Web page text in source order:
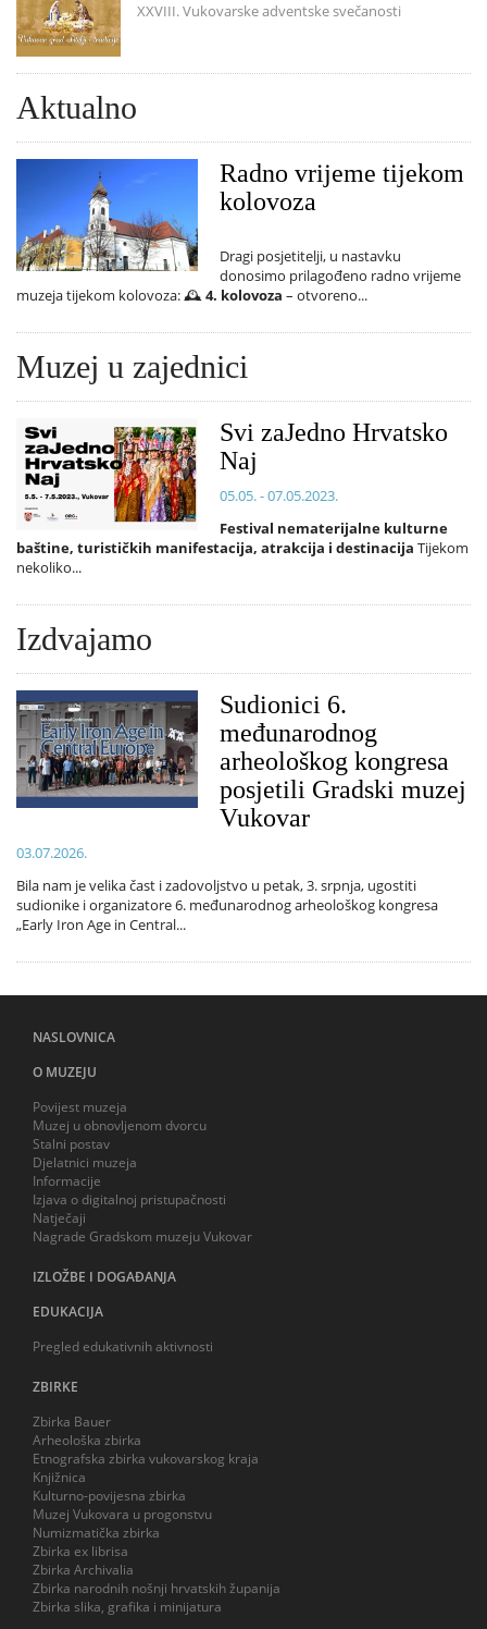
XXVIII. Vukovarske adventske svečanosti
Aktualno
Radno vrijeme tijekom
kolovoza
Dragi posjetitelji, u nastavku
donosimo prilagođeno radno vrijeme
muzeja tijekom kolovoza: 🕰️4. kolovoza – otvoreno...
Muzej u zajednici
Svi zaJedno Hrvatsko
Naj
05.05. - 07.05.2023.
Festival nematerijalne kulturne
baštine, turističkih manifestacija, atrakcija i destinacija Tijekom
nekoliko...
Izdvajamo
Sudionici 6.
međunarodnog
arheološkog kongresa
posjetili Gradski muzej
Vukovar
03.07.2026.
Bila nam je velika čast i zadovoljstvo u petak, 3. srpnja, ugostiti
sudionike i organizatore 6. međunarodnog arheološkog kongresa
„Early Iron Age in Central...
NASLOVNICA
O MUZEJU
Povijest muzeja
Muzej u obnovljenom dvorcu
Stalni postav
Djelatnici muzeja
Informacije
Izjava o digitalnoj pristupačnosti
Natječaji
Nagrade Gradskom muzeju Vukovar
IZLOŽBE I DOGAĐANJA
EDUKACIJA
Pregled edukativnih aktivnosti
ZBIRKE
Zbirka Bauer
Arheološka zbirka
Etnografska zbirka vukovarskog kraja
Knjižnica
Kulturno-povijesna zbirka
Muzej Vukovara u progonstvu
Numizmatička zbirka
Zbirka ex librisa
Zbirka Archivalia
Zbirka narodnih nošnji hrvatskih županija
Zbirka slika, grafika i minijatura